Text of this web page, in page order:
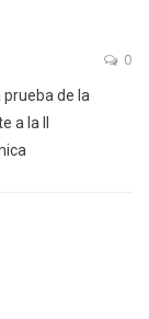
0
de la
a la II